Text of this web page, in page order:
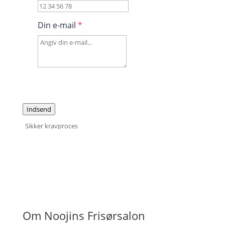
Din e-mail *
Indsend
Sikker kravproces
Om Noojins Frisørsalon